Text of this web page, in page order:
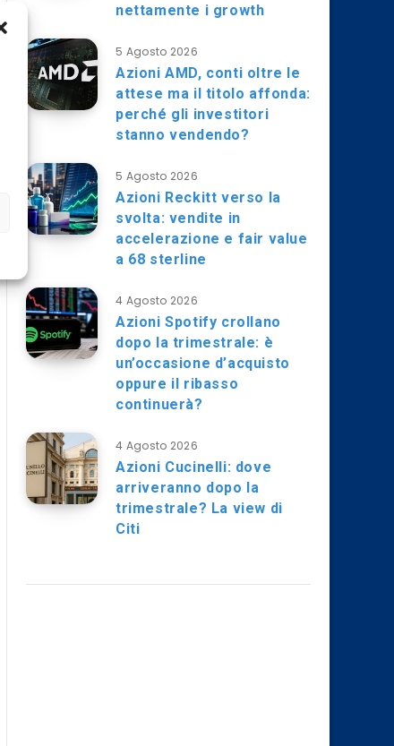
nettamente i growth
5 Agosto 2026
Azioni AMD, conti oltre le
attese ma il titolo affonda:
perché gli investitori
stanno vendendo?
5 Agosto 2026
Azioni Reckitt verso la
svolta: vendite in
accelerazione e fair value
a 68 sterline
4 Agosto 2026
Azioni Spotify crollano
dopo la trimestrale: è
un’occasione d’acquisto
oppure il ribasso
continuerà?
4 Agosto 2026
Azioni Cucinelli: dove
arriveranno dopo la
trimestrale? La view di
Citi